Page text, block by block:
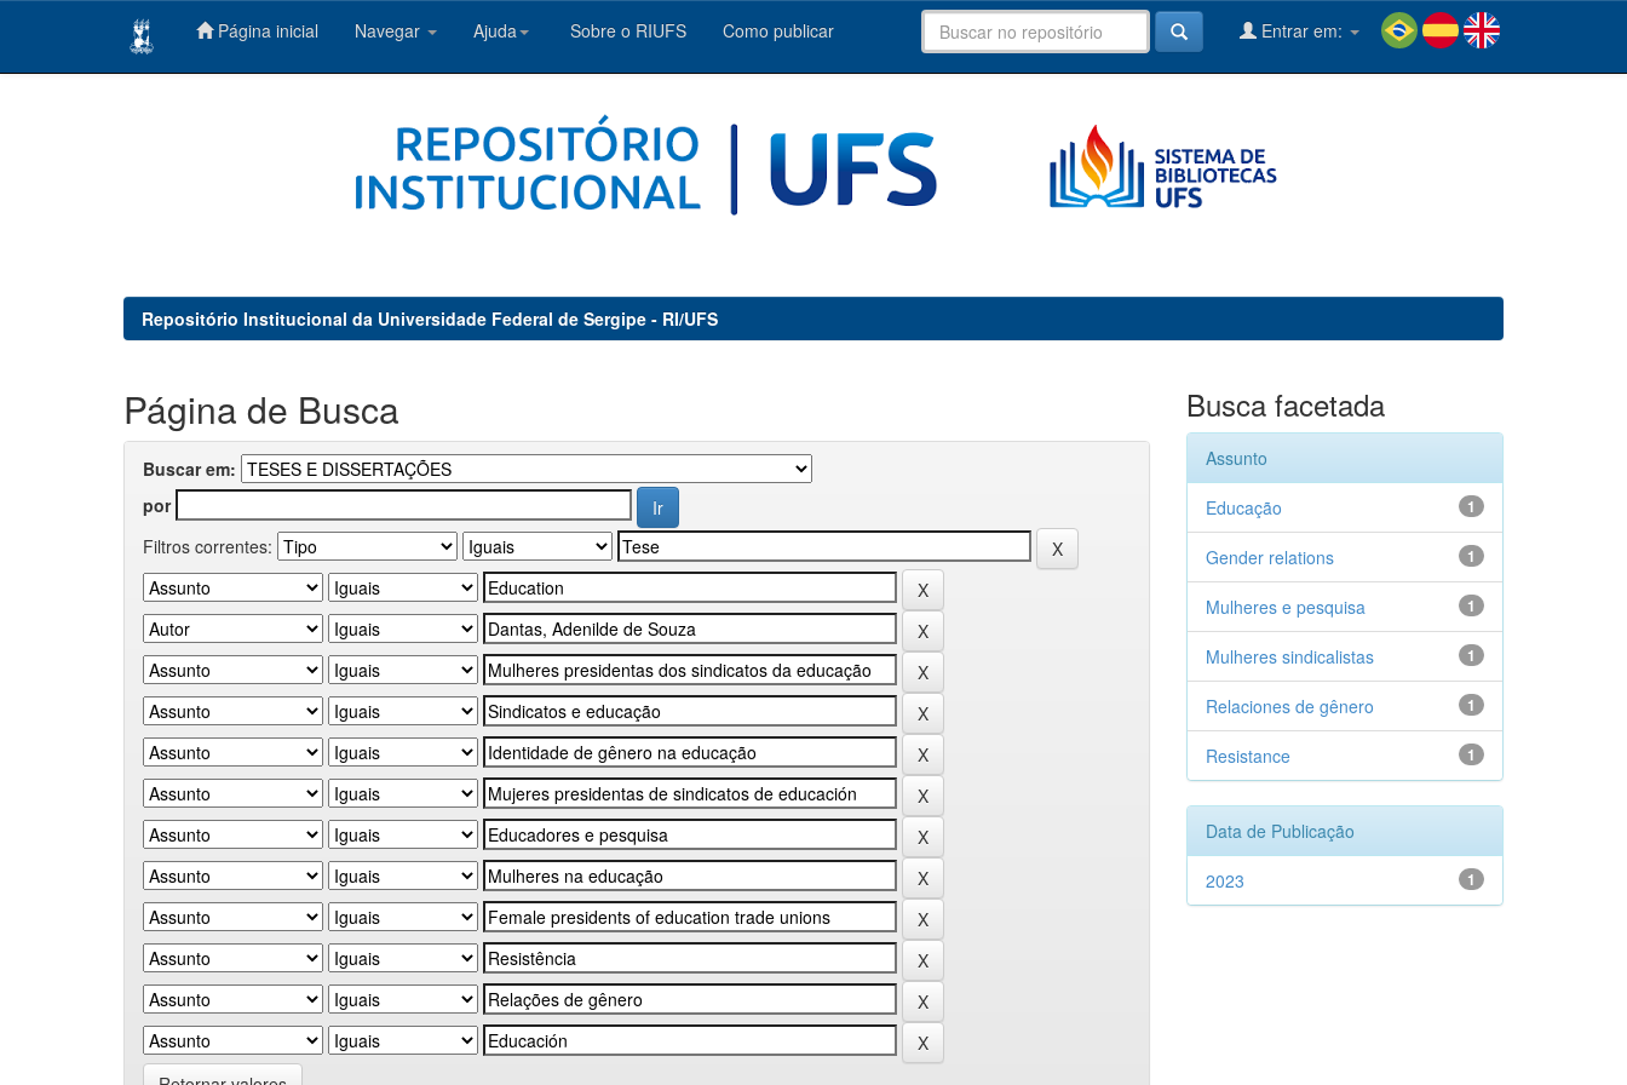
Página inicial Navegar Ajuda Sobre o RIUFS Como publicar Entrar em:
Repositório Institucional da Universidade Federal de Sergipe - RI/UFS
Página de Busca
Buscar em:
por
Filtros correntes:
Busca facetada
Assunto
1
Educação
1
Gender relations
1
Mulheres e pesquisa
1
Mulheres sindicalistas
1
Relaciones de gênero
1
Resistance
Data de Publicação
1
2023